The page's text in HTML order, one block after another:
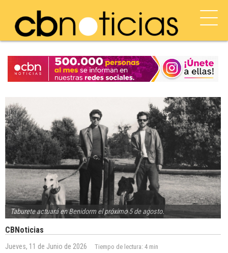
Taburete actuará en Benidorm el próximo 5 de agosto.
CBNoticias
Jueves, 11 de Junio de 2026 Tiempo de lectura: 4 min